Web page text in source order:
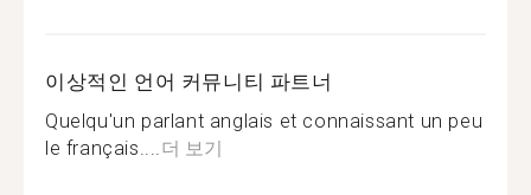
이상적인 언어 커뮤니티 파트너
Quelqu'un parlant anglais et connaissant un peu
le français....더 보기